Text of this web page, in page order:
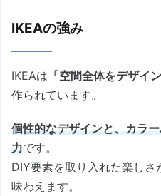
IKEAの強み
IKEAは 「空間全体をデザイ
作られています。
個性的なデザインと、カラ
力です。
DIY要素を取り入れた楽し
味わえます。